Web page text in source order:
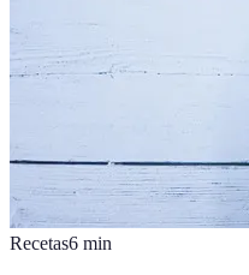
Recetas6 min